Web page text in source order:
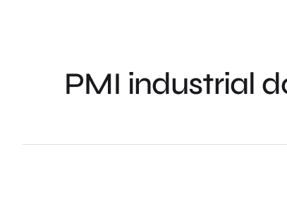
PMI industrial